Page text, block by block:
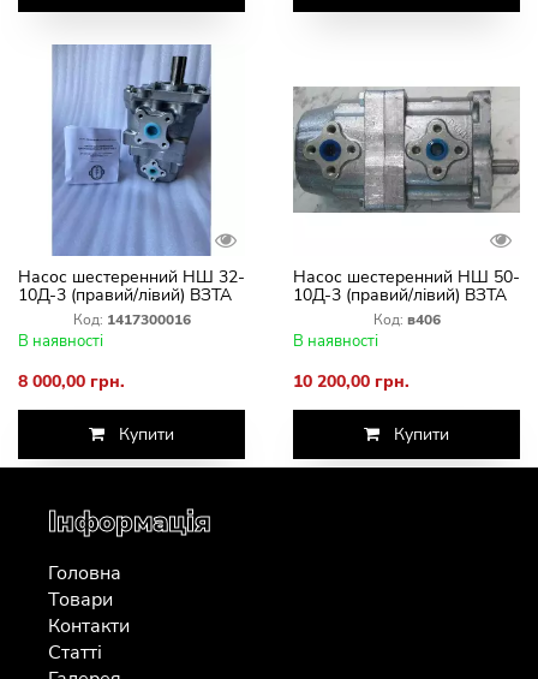
Насос шестеренний НШ 32-
10Д-3 (правий/лівий) ВЗТА
Код: 1417300016
В наявності
8 000,00 грн.
Купити
Насос шестеренний НШ 50-
10Д-3 (правий/лівий) ВЗТА
Код: в406
В наявності
10 200,00 грн.
Купити
Інформація
Головна
Товари
Контакти
Статті